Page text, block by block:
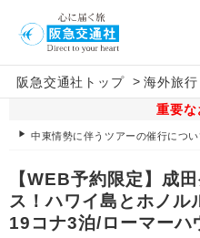
阪急交通社トップ > 海外旅行
重要な
中東情勢に伴うツアーの催行につい
【WEB予約限定】成
ス！ハワイ島とホノル
19コナ3泊/ローマーハ